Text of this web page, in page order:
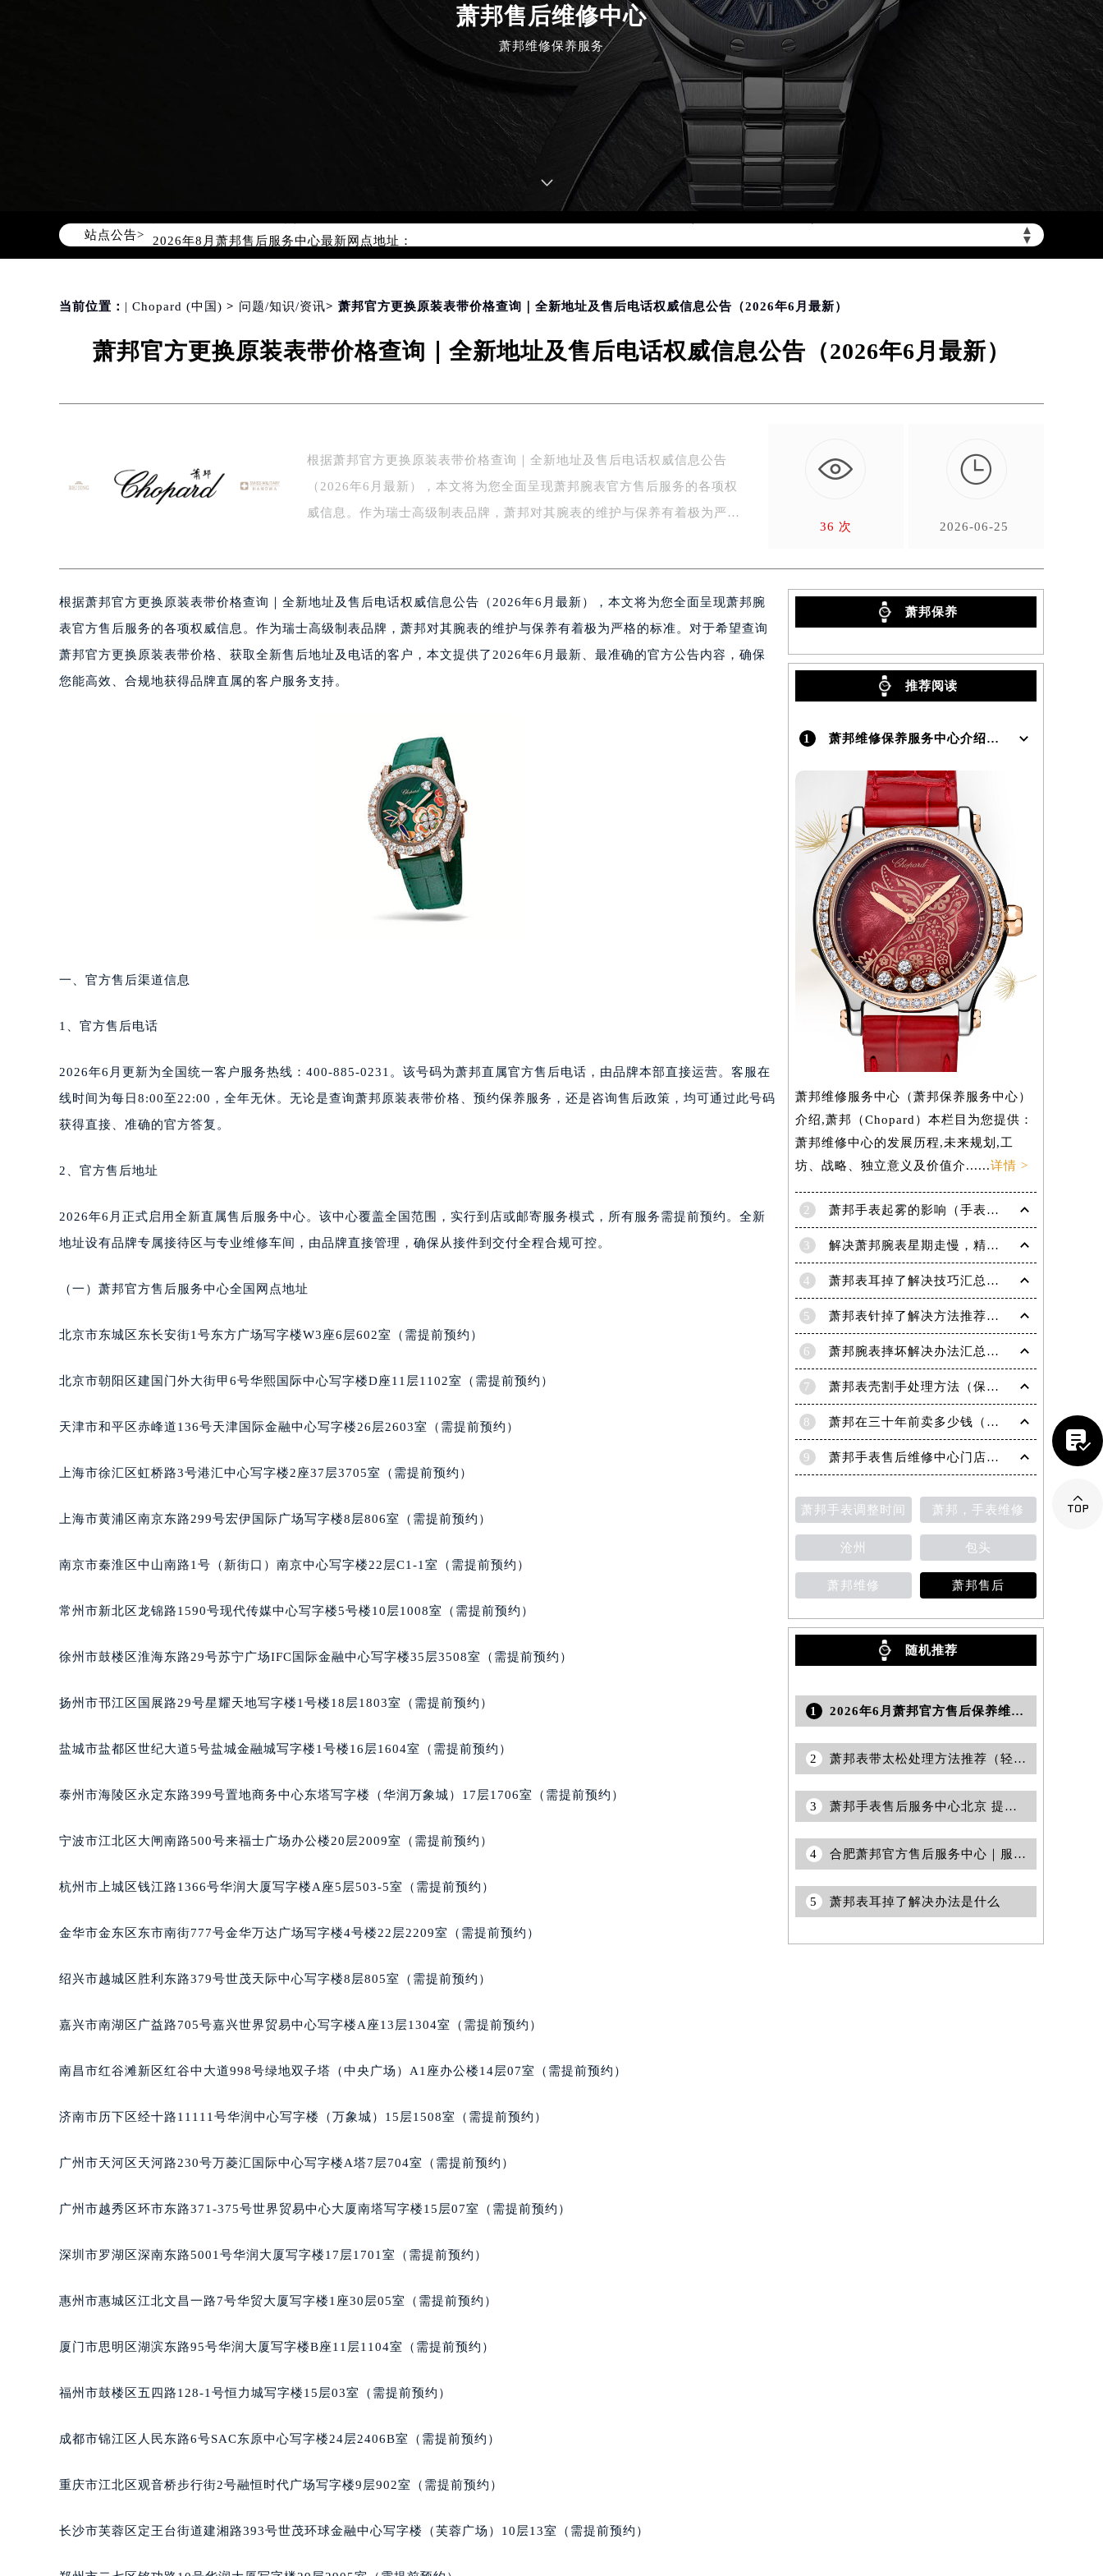
萧邦售后维修中心
萧邦维修保养服务
站点公告> ▲
▼
2026年8月萧邦中国区售后服务网络优化升级公告
萧邦官方全国统一服务热线400-885-0231，服务覆盖中国大陆、香港、澳门、台湾全部区域（非大陆需加拨“+86”）
2026年8月萧邦售后服务中心最新网点地址：
北京市朝阳区建国门外大街甲6号华熙国际中心写字楼D座11层1102室（北京总部）（需提前预约）
天津市和平区赤峰道136号天津国际金融中心写字楼26层2603室（需提前预约）
上海市黄浦区南京东路299号宏伊国际广场写字楼8层806室（需提前预约）
盐城市盐都区世纪大道5号盐城金融城写字楼1号楼16层1604室（需提前预约）
泰州市海陵区永定东路399号置地商务中心东塔写字楼（华润万象城）17层1706室（需提前预约）
宁波市江北区大闸南路500号来福士广场办公楼20层2009室（需提前预约）
嘉兴市南湖区广益路705号嘉兴世界贸易中心写字楼A座13层1304室（需提前预约）
南昌市红谷滩新区红谷中大道998号绿地双子塔（中央广场）A1座办公楼14层07室（需提前预约）
济南市历下区经十路11111号华润中心写字楼（万象城）15层1508室（需提前预约）
广州市天河区天河路230号万菱汇国际中心写字楼A塔7层704室（需提前预约）
惠州市惠城区江北文昌一路7号华贸大厦写字楼1座30层05室（需提前预约）
厦门市思明区湖滨东路95号华润大厦写字楼B座11层1104室（需提前预约）
福州市鼓楼区五四路128-1号恒力城写字楼15层03室（需提前预约）
成都市锦江区人民东路6号SAC东原中心写字楼24层2406B室（需提前预约）
重庆市江北区观音桥步行街2号融恒时代广场写字楼9层902室（需提前预约）
长沙市芙蓉区定王台街道建湘路393号世茂环球金融中心写字楼（芙蓉广场）10层13室（需提前预约）
郑州市二七区铭功路10号华润大厦写字楼29层2905室（需提前预约）
太原市迎泽区解放路15号亨得利名表服务中心（品牌授权店）3层整层（需提前预约）
沈阳市沈河区中街路137号亨得利名表服务中心（品牌授权店）1层整层（需提前预约）
乌鲁木齐市天山区红山路26号时代广场（CCMALL）C座17层17-B（需提前预约）
哈尔滨市道里区友谊西路600号富力中心T2座写字楼29层03室（需提前预约）
佛山市禅城区季华五路57号万科金融中心C座12层1205室（需提前预约）
无锡市梁溪区人民中路139号恒隆广场写字楼1座11层1104室（需提前预约）
南通市崇川区工农路57号圆融广场写字楼16层1603室（需提前预约）
武汉市江汉区解放大道686号世界贸易大厦38层09室（需提前预约）
合肥市蜀山区潜山路111号万象城华润大厦B座12楼03室（需提前预约）
泉州市丰泽区宝洲路729号浦西万达中心写字楼A座7楼709室（需提前预约）
烟台市芝罘区胜利路139号万达金融中心A座907室（需提前预约）
贵阳市南明区都司高架桥路33号亨特国际金融中心14楼14D（需提前预约）
石家庄市长安区中山东路39号勒泰中心写字楼B座13层07室（需提前预约）
海口市龙华区金贸东路5号海口华润大厦B座17层1707室（需提前预约）
台州市椒江区东海大道1800号腾达中心东1幢20楼2002室（需提前预约）
甘肃省兰州市七里河区西津西路16号兰州中心写字楼21层2102室（需提前预约）
黑龙江省大庆市萨尔图区会战大街萧邦售后服务中心（需提前预约）
黑龙江省黑河市爱辉区中央街萧邦售后服务中心（需提前预约）
黑龙江省佳木斯市向阳区长安路萧邦售后服务中心（需提前预约）
黑龙江省七台河市桃山区大同街萧邦售后服务中心（需提前预约）
黑龙江省双鸭山市尖山区新兴大街萧邦售后服务中心（需提前预约）
黑龙江省伊春市伊美区通河路萧邦售后服务中心（需提前预约）
吉林省白山市浑江区浑江大街萧邦售后服务中心（需提前预约）
吉林省辽源市龙山区人民大街萧邦售后服务中心（需提前预约）
吉林省四平市铁东区紫气大路与南九经街交汇处萧邦售后服务中心（需提前预约）
吉林省通化市东昌区环通乡江南大街萧邦售后服务中心（需提前预约）
辽宁省鞍山市铁东区站前街萧邦售后服务中心（需提前预约）
辽宁省朝阳市双塔区新华路萧邦售后服务中心（需提前预约）
辽宁省抚顺市新抚区东一路萧邦售后服务中心（需提前预约）
辽宁省葫芦岛市连山区中央路萧邦售后服务中心（需提前预约）
辽宁省辽阳市白塔区新运大街萧邦售后服务中心（需提前预约）
辽宁省铁岭市银州区南马路萧邦售后服务中心（需提前预约）
辽宁省沈阳市沈河区中街路137号亨得利名表维修授权店1楼萧邦售后服务中心（需提前预约）
北京市朝阳区建国门外大街甲6号华熙国际中心D座11层1102室萧邦售后服务中心（北京总部）（需提前预约）
河北省保定市竞秀区朝阳北大街北国先天下萧邦售后服务中心（需提前预约）
内蒙古自治区巴彦淖尔市临河区新华街萧邦售后服务中心（需提前预约）
内蒙古自治区赤峰市红山区哈达街萧邦售后服务中心（需提前预约）
内蒙古自治区呼伦贝尔市海拉尔区中央街萧邦售后服务中心（需提前预约）
当前位置： | Chopard (中国) > 问题/知识/资讯> 萧邦官方更换原装表带价格查询｜全新地址及售后电话权威信息公告（2026年6月最新）
萧邦官方更换原装表带价格查询｜全新地址及售后电话权威信息公告（2026年6月最新）
根据萧邦官方更换原装表带价格查询｜全新地址及售后电话权威信息公告
（2026年6月最新），本文将为您全面呈现萧邦腕表官方售后服务的各项权
威信息。作为瑞士高级制表品牌，萧邦对其腕表的维护与保养有着极为严格
36 次

2026-06-25
根据萧邦官方更换原装表带价格查询｜全新地址及售后电话权威信息公告（2026年6月最新），本文将为您全面呈现萧邦腕
表官方售后服务的各项权威信息。作为瑞士高级制表品牌，萧邦对其腕表的维护与保养有着极为严格的标准。对于希望查询
萧邦官方更换原装表带价格、获取全新售后地址及电话的客户，本文提供了2026年6月最新、最准确的官方公告内容，确保
您能高效、合规地获得品牌直属的客户服务支持。
一、官方售后渠道信息
1、官方售后电话
2026年6月更新为全国统一客户服务热线：400-885-0231。该号码为萧邦直属官方售后电话，由品牌本部直接运营。客服在
线时间为每日8:00至22:00，全年无休。无论是查询萧邦原装表带价格、预约保养服务，还是咨询售后政策，均可通过此号码
获得直接、准确的官方答复。
2、官方售后地址
2026年6月正式启用全新直属售后服务中心。该中心覆盖全国范围，实行到店或邮寄服务模式，所有服务需提前预约。全新
地址设有品牌专属接待区与专业维修车间，由品牌直接管理，确保从接件到交付全程合规可控。
（一）萧邦官方售后服务中心全国网点地址
北京市东城区东长安街1号东方广场写字楼W3座6层602室（需提前预约）
北京市朝阳区建国门外大街甲6号华熙国际中心写字楼D座11层1102室（需提前预约）
天津市和平区赤峰道136号天津国际金融中心写字楼26层2603室（需提前预约）
上海市徐汇区虹桥路3号港汇中心写字楼2座37层3705室（需提前预约）
上海市黄浦区南京东路299号宏伊国际广场写字楼8层806室（需提前预约）
南京市秦淮区中山南路1号（新街口）南京中心写字楼22层C1-1室（需提前预约）
常州市新北区龙锦路1590号现代传媒中心写字楼5号楼10层1008室（需提前预约）
徐州市鼓楼区淮海东路29号苏宁广场IFC国际金融中心写字楼35层3508室（需提前预约）
扬州市邗江区国展路29号星耀天地写字楼1号楼18层1803室（需提前预约）
盐城市盐都区世纪大道5号盐城金融城写字楼1号楼16层1604室（需提前预约）
泰州市海陵区永定东路399号置地商务中心东塔写字楼（华润万象城）17层1706室（需提前预约）
宁波市江北区大闸南路500号来福士广场办公楼20层2009室（需提前预约）
杭州市上城区钱江路1366号华润大厦写字楼A座5层503-5室（需提前预约）
金华市金东区东市南街777号金华万达广场写字楼4号楼22层2209室（需提前预约）
绍兴市越城区胜利东路379号世茂天际中心写字楼8层805室（需提前预约）
嘉兴市南湖区广益路705号嘉兴世界贸易中心写字楼A座13层1304室（需提前预约）
南昌市红谷滩新区红谷中大道998号绿地双子塔（中央广场）A1座办公楼14层07室（需提前预约）
济南市历下区经十路11111号华润中心写字楼（万象城）15层1508室（需提前预约）
广州市天河区天河路230号万菱汇国际中心写字楼A塔7层704室（需提前预约）
广州市越秀区环市东路371-375号世界贸易中心大厦南塔写字楼15层07室（需提前预约）
深圳市罗湖区深南东路5001号华润大厦写字楼17层1701室（需提前预约）
惠州市惠城区江北文昌一路7号华贸大厦写字楼1座30层05室（需提前预约）
厦门市思明区湖滨东路95号华润大厦写字楼B座11层1104室（需提前预约）
福州市鼓楼区五四路128-1号恒力城写字楼15层03室（需提前预约）
成都市锦江区人民东路6号SAC东原中心写字楼24层2406B室（需提前预约）
重庆市江北区观音桥步行街2号融恒时代广场写字楼9层902室（需提前预约）
长沙市芙蓉区定王台街道建湘路393号世茂环球金融中心写字楼（芙蓉广场）10层13室（需提前预约）
萧邦保养
推荐阅读
1 萧邦维修保养服务中心介绍 | Chopard
萧邦维修服务中心（萧邦保养服务中心）
介绍,萧邦（Chopard）本栏目为您提供：
萧邦维修中心的发展历程,未来规划,工
坊、战略、独立意义及价值介......详情 >
2 萧邦手表起雾的影响（手表起雾维护建议）
3 解决萧邦腕表星期走慢，精准调校秘籍在这里
4 萧邦表耳掉了解决技巧汇总（轻松修复爱表的小妙招）
5 萧邦表针掉了解决方法推荐（轻松修复你的爱表）
6 萧邦腕表摔坏解决办法汇总（专业修复与日常保养技巧）
7 萧邦表壳割手处理方法（保养与修复技巧指南）
8 萧邦在三十年前卖多少钱（名表价格变迁的历史洞察）
9 萧邦手表售后维修中心门店地址
萧邦手表调整时间 萧邦，手表维修
沧州 包头
萧邦维修 萧邦售后
随机推荐
1 2026年6月萧邦官方售后保养维修中心变动正式通知
2 萧邦表带太松处理方法推荐（轻松调整，完美贴合手腕）
3 萧邦手表售后服务中心北京 提供手表维修保养与检测服务权威公示（2026年7月最新）
4 合肥萧邦官方售后服务中心｜服务电话和详细网点地址权威信息公示（2026年7月更新）
5 萧邦表耳掉了解决办法是什么

